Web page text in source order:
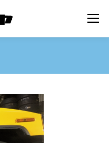
メニュー
INQUIRY
FRIEND’S SITE